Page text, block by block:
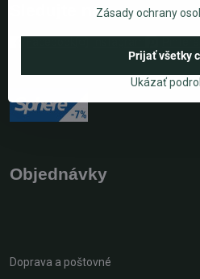
Sledujte nás
Objednávky
Doprava a poštovné
Zásady ochrany
Ukázať
Prijať všetky